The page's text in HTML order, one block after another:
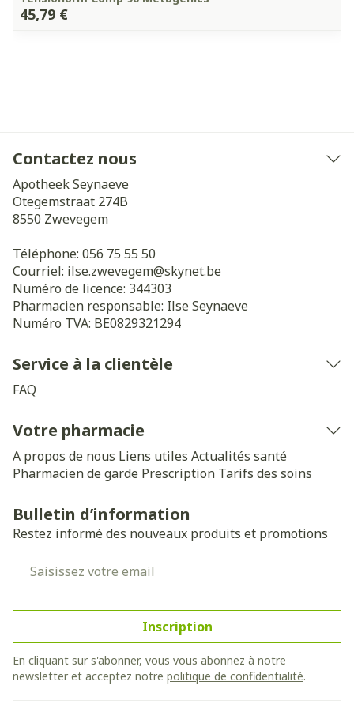
45,79 €
Contactez nous
Apotheek Seynaeve
Otegemstraat 274B
8550 Zwevegem
Téléphone: 056 75 55 50
Courriel: ilse.zwevegem@skynet.be
Numéro de licence: 344303
Pharmacien responsable: Ilse Seynaeve
Numéro TVA: BE0829321294
Service à la clientèle
FAQ
Votre pharmacie
A propos de nous Liens utiles Actualités santé
Pharmacien de garde Prescription Tarifs des soins
Bulletin d’information
Restez informé des nouveaux produits et promotions
Inscription
En cliquant sur s'abonner, vous vous abonnez à notre
newsletter et acceptez notre politique de confidentialité.